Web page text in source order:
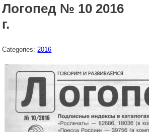
Логопед № 10 2016
г.
Categories: 2016